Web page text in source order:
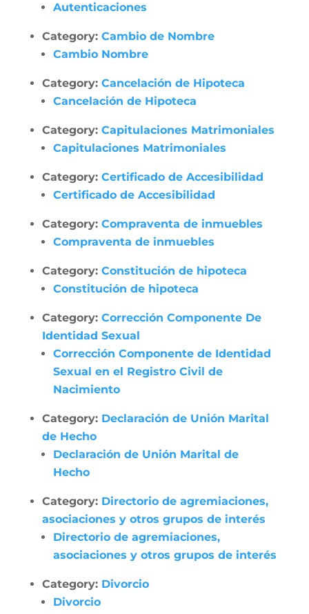
Autenticaciones
Category: Cambio de Nombre
Cambio Nombre
Category: Cancelación de Hipoteca
Cancelación de Hipoteca
Category: Capitulaciones Matrimoniales
Capitulaciones Matrimoniales
Category: Certificado de Accesibilidad
Certificado de Accesibilidad
Category: Compraventa de inmuebles
Compraventa de inmuebles
Category: Constitución de hipoteca
Constitución de hipoteca
Category: Corrección Componente De
Identidad Sexual
Corrección Componente de Identidad
Sexual en el Registro Civil de
Nacimiento
Category: Declaración de Unión Marital
de Hecho
Declaración de Unión Marital de
Hecho
Category: Directorio de agremiaciones,
asociaciones y otros grupos de interés
Directorio de agremiaciones,
asociaciones y otros grupos de interés
Category: Divorcio
Divorcio